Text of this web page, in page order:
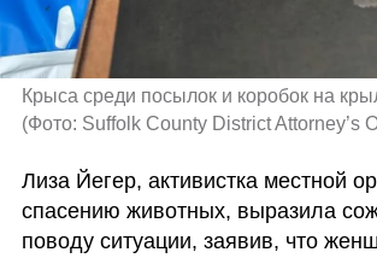
(Фото: Suffolk County District Attorney’s
Лиза Йегер, активистка местной
спасению животных, выразила
поводу ситуации, заявив, что